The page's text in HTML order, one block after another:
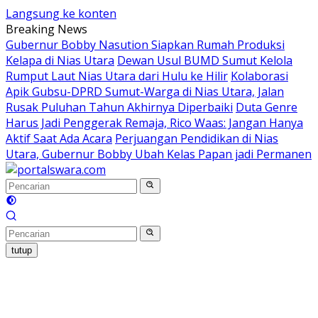
Langsung ke konten
Breaking News
Gubernur Bobby Nasution Siapkan Rumah Produksi
Kelapa di Nias Utara Dewan Usul BUMD Sumut Kelola
Rumput Laut Nias Utara dari Hulu ke Hilir Kolaborasi
Apik Gubsu-DPRD Sumut-Warga di Nias Utara, Jalan
Rusak Puluhan Tahun Akhirnya Diperbaiki Duta Genre
Harus Jadi Penggerak Remaja, Rico Waas: Jangan Hanya
Aktif Saat Ada Acara Perjuangan Pendidikan di Nias
Utara, Gubernur Bobby Ubah Kelas Papan jadi Permanen
tutup